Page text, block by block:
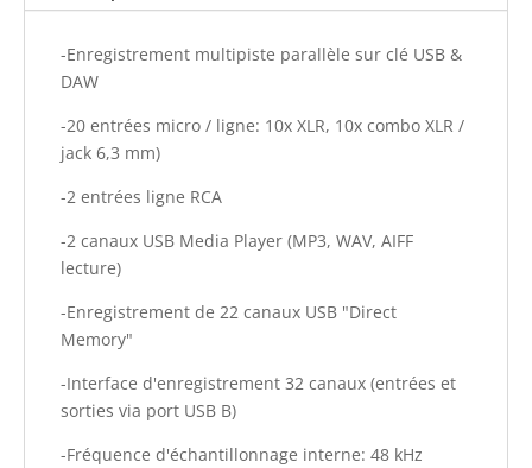
-Enregistrement multipiste parallèle sur clé USB &
DAW
-20 entrées micro / ligne: 10x XLR, 10x combo XLR /
jack 6,3 mm)
-2 entrées ligne RCA
-2 canaux USB Media Player (MP3, WAV, AIFF
lecture)
-Enregistrement de 22 canaux USB "Direct
Memory"
-Interface d'enregistrement 32 canaux (entrées et
sorties via port USB B)
-Fréquence d'échantillonnage interne: 48 kHz